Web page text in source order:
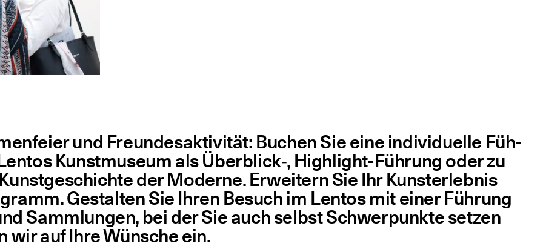
und Freun­des­ak­ti­vi­tät: Buchen Sie eine indi­vi­du­el­le Füh­
Kunst­mu­se­um als Überblick‑, High­light-Füh­rung oder zu
der Moder­ne. Erwei­tern Sie Ihr Kunst­er­leb­nis
Gestal­ten Sie Ihren Besuch im Lentos mit einer Füh­rung
Samm­lun­gen, bei der Sie auch selbst Schwer­punk­te set­zen
wir auf Ihre Wün­sche ein.